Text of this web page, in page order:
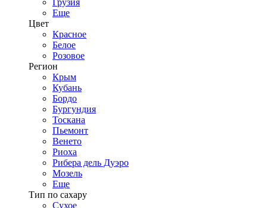
Грузия
Еще
Цвет
Красное
Белое
Розовое
Регион
Крым
Кубань
Бордо
Бургундия
Тоскана
Пьемонт
Венето
Риоха
Рибера дель Дуэро
Мозель
Еще
Тип по сахару
Сухое